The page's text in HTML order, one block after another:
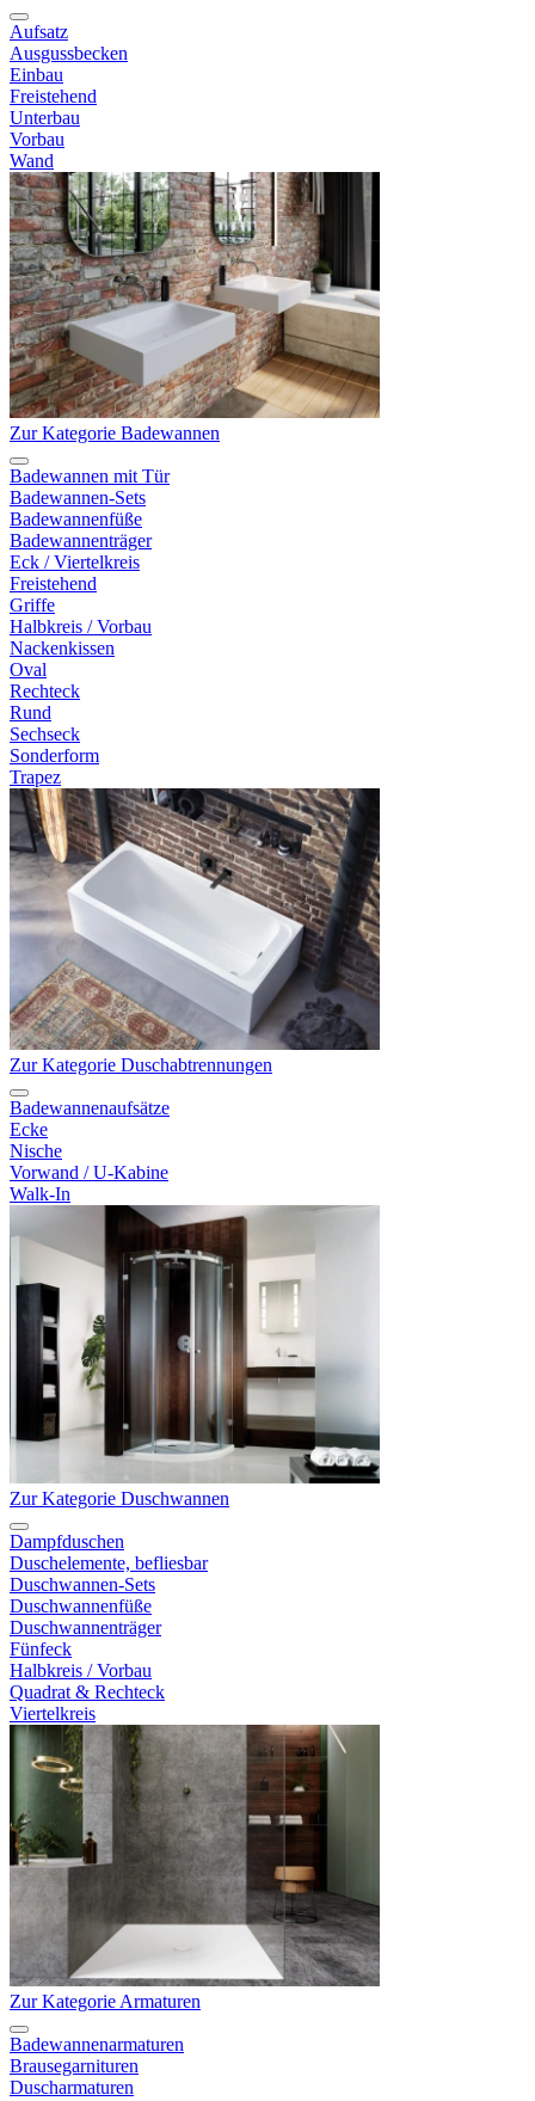
Aufsatz
Ausgussbecken
Einbau
Freistehend
Unterbau
Vorbau
Wand
Zur Kategorie Badewannen
Badewannen mit Tür
Badewannen-Sets
Badewannenfüße
Badewannenträger
Eck / Viertelkreis
Freistehend
Griffe
Halbkreis / Vorbau
Nackenkissen
Oval
Rechteck
Rund
Sechseck
Sonderform
Trapez
Zur Kategorie Duschabtrennungen
Badewannenaufsätze
Ecke
Nische
Vorwand / U-Kabine
Walk-In
Zur Kategorie Duschwannen
Dampfduschen
Duschelemente, befliesbar
Duschwannen-Sets
Duschwannenfüße
Duschwannenträger
Fünfeck
Halbkreis / Vorbau
Quadrat & Rechteck
Viertelkreis
Zur Kategorie Armaturen
Badewannenarmaturen
Brausegarnituren
Duscharmaturen